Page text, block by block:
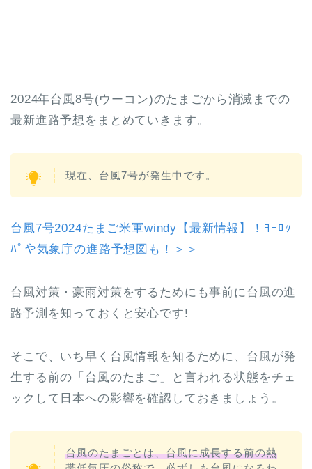
2024年台風8号(ウーコン)のたまごから消滅までの
最新進路予想をまとめていきます。
現在、台風7号が発生中です。
台風7号2024たまご米軍windy【最新情報】！ﾖｰﾛｯ
ﾊﾟや気象庁の進路予想図も！＞＞
台風対策・豪雨対策をするためにも事前に台風の進
路予測を知っておくと安心です!
そこで、いち早く台風情報を知るために、台風が発
生する前の「台風のたまご」と言われる状態をチェ
ックして日本への影響を確認しておきましょう。
台風のたまごとは、台風に成長する前の熱